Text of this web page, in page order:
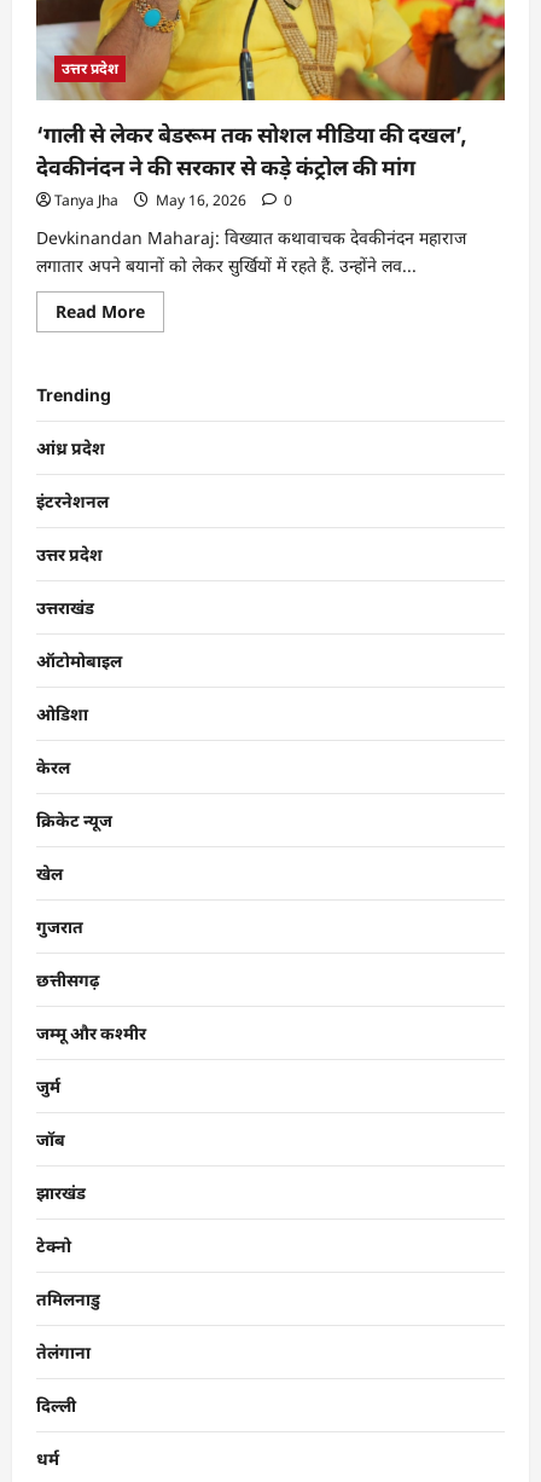
उत्तर प्रदेश
‘गाली से लेकर बेडरूम तक सोशल मीडिया की दखल’,
देवकीनंदन ने की सरकार से कड़े कंट्रोल की मांग
Tanya Jha May 16, 2026 0
Devkinandan Maharaj: विख्यात कथावाचक देवकीनंदन महाराज
लगातार अपने बयानों को लेकर सुर्खियों में रहते हैं. उन्होंने लव...
Read More
Trending
आंध्र प्रदेश
इंटरनेशनल
उत्तर प्रदेश
उत्तराखंड
ऑटोमोबाइल
ओडिशा
केरल
क्रिकेट न्यूज
खेल
गुजरात
छत्तीसगढ़
जम्मू और कश्मीर
जुर्म
जॉब
झारखंड
टेक्नो
तमिलनाडु
तेलंगाना
दिल्ली
धर्म